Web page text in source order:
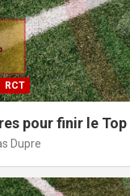
RCT
pour finir le Top
Dupre